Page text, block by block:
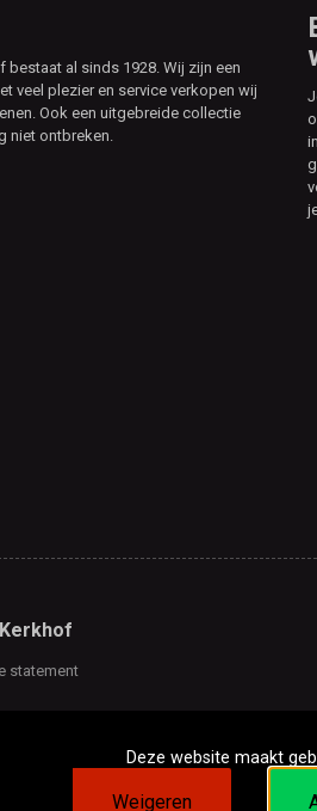
bestaat al sinds 1928. Wij zijn een
veel plezier en service verkopen wij
Ook een uitgebreide collectie
niet ontbreken.
statement
Deze website maakt
Weigeren